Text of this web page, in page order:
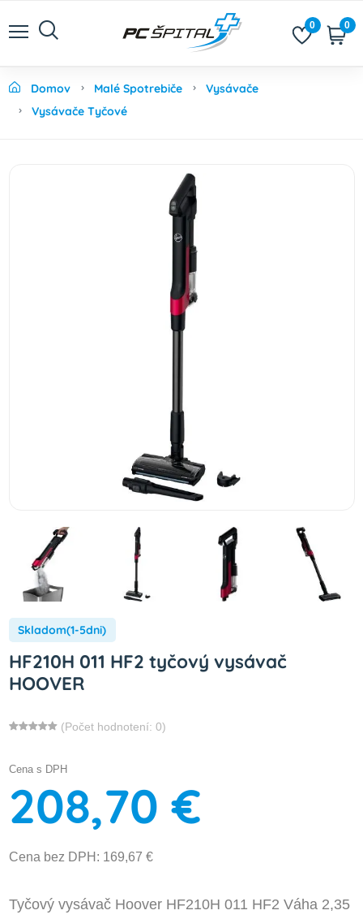
0 0
Domov Malé Spotrebiče
Vysávače
Vysávače Tyčové
Skladom(1-5dni)
HF210H 011 HF2 tyčový vysávač
HOOVER
(Počet hodnotení: 0)
Cena s DPH
208,70 €
Cena bez DPH: 169,67 €
Tyčový vysávač Hoover HF210H 011 HF2 Váha 2,35